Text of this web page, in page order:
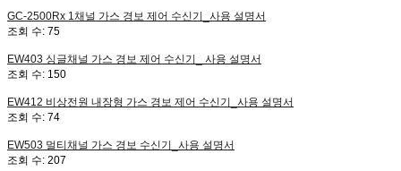
GC-2500Rx1채널 가스 경보 제어 수신기_사용 설명서
조회 수: 75
EW403싱글채널 가스 경보 제어 수신기_ 사용 설명서
조회 수: 150
EW412비상전원 내장형 가스 경보 제어 수신기_사용 설명서
조회 수: 74
EW503멀티채널 가스 경보 수신기_사용 설명서
조회 수: 207